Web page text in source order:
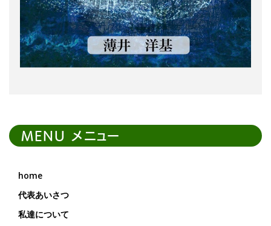
MENU メニュー
home
代表あいさつ
私達について